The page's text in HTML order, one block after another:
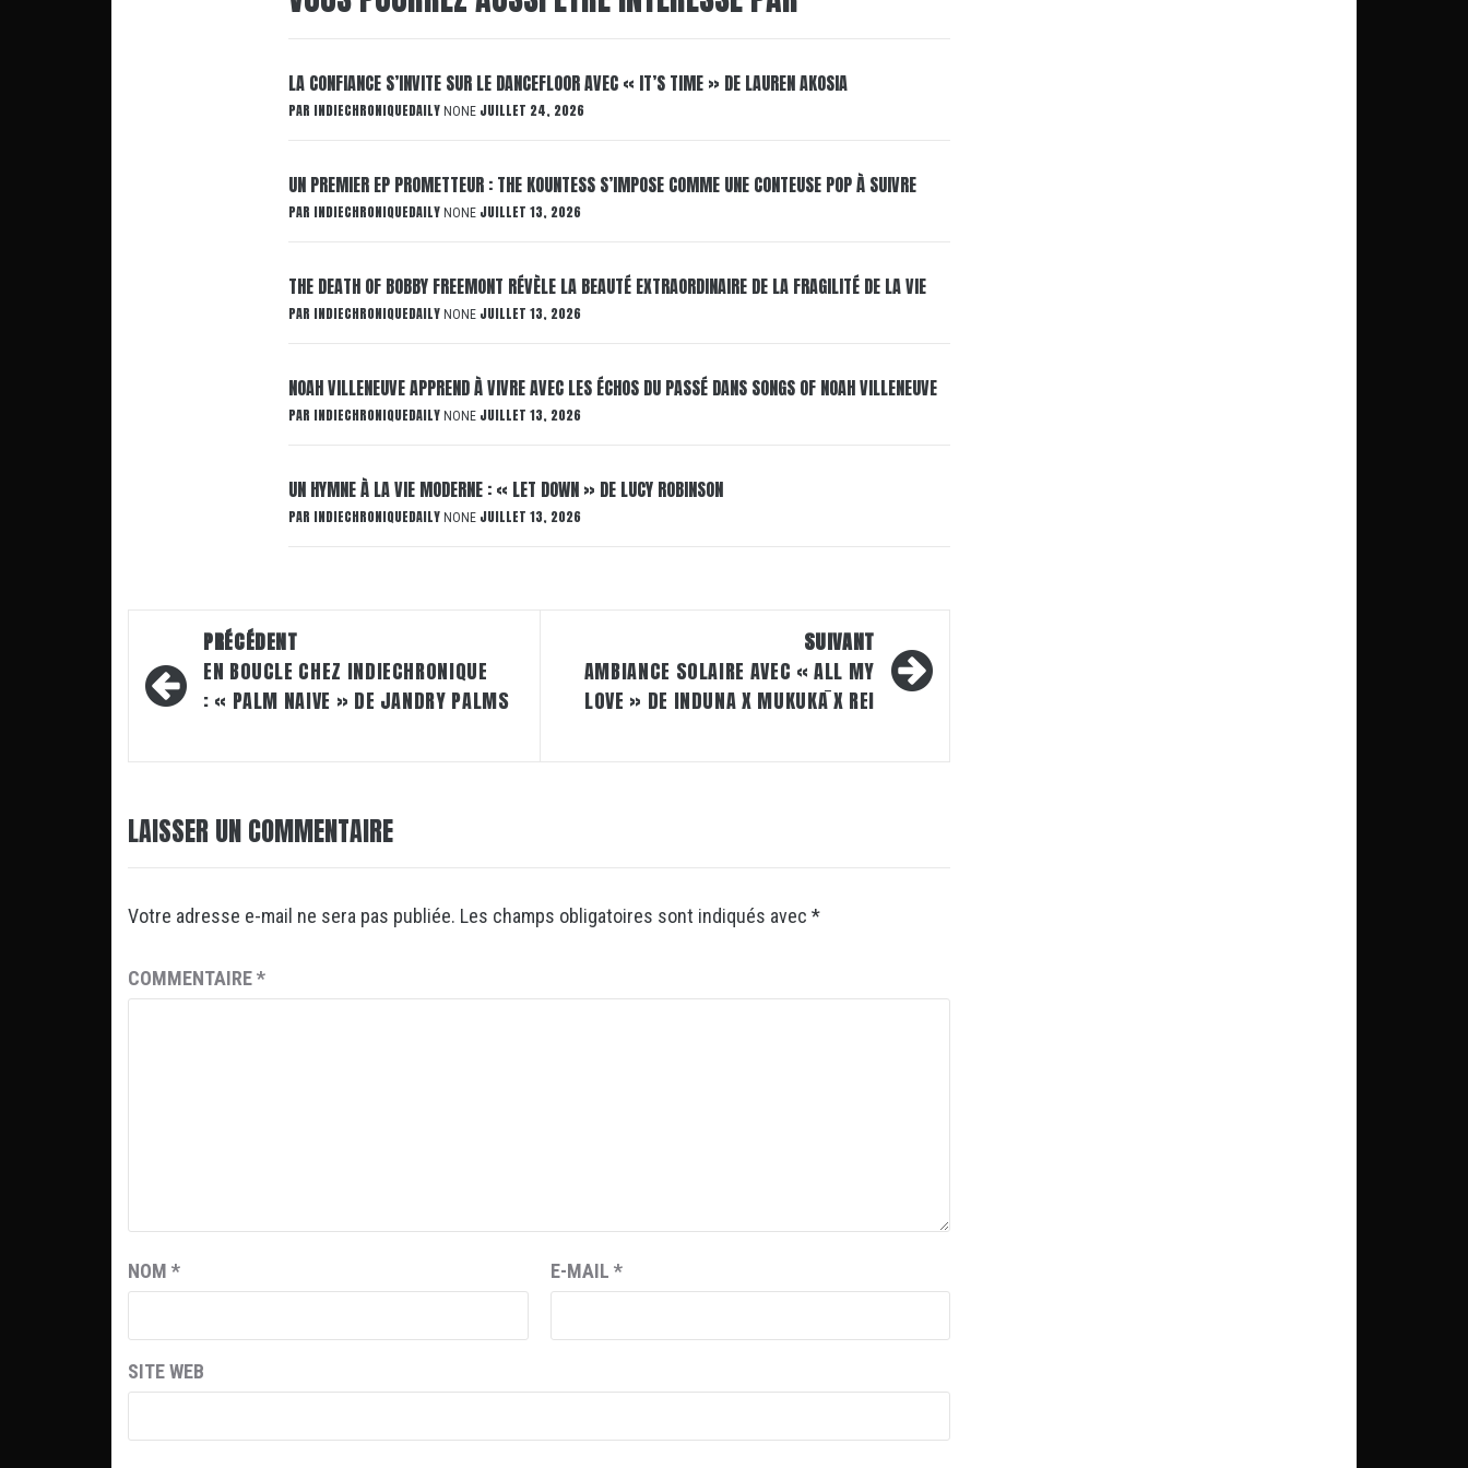
LA CONFIANCE S’INVITE SUR LE DANCEFLOOR AVEC « IT’S TIME » DE LAUREN AKOSIA
PAR INDIECHRONIQUEDAILY NONE JUILLET 24, 2026
UN PREMIER EP PROMETTEUR : THE KOUNTESS S’IMPOSE COMME UNE CONTEUSE POP À SUIVRE
PAR INDIECHRONIQUEDAILY NONE JUILLET 13, 2026
THE DEATH OF BOBBY FREEMONT RÉVÈLE LA BEAUTÉ EXTRAORDINAIRE DE LA FRAGILITÉ DE LA VIE
PAR INDIECHRONIQUEDAILY NONE JUILLET 13, 2026
NOAH VILLENEUVE APPREND À VIVRE AVEC LES ÉCHOS DU PASSÉ DANS SONGS OF NOAH VILLENEUVE
PAR INDIECHRONIQUEDAILY NONE JUILLET 13, 2026
UN HYMNE À LA VIE MODERNE : « LET DOWN » DE LUCY ROBINSON
PAR INDIECHRONIQUEDAILY NONE JUILLET 13, 2026
Navigation
d’article
PRÉCÉDENT
EN BOUCLE CHEZ INDIECHRONIQUE
: « PALM NAIVE » DE JANDRY PALMS
SUIVANT
AMBIANCE SOLAIRE AVEC « ALL MY
LOVE » DE INDUNA X MUKUKĀ X REI
LAISSER UN COMMENTAIRE
Votre adresse e-mail ne sera pas publiée. Les champs obligatoires sont indiqués avec *
COMMENTAIRE*
NOM * E-MAIL *
SITE WEB